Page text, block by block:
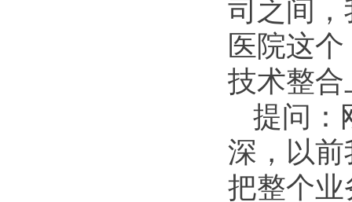
司之间
医院这
技术整
提问：
深，以
把整个